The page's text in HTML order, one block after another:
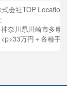
式会社TOP Location
神奈川県川崎市多摩
<p>33万円＋各種手